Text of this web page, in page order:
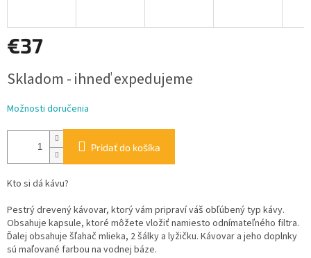
€37
cena:
Skladom - ihneď expedujeme
Možnosti doručenia
Pridať do košíka
Kto si dá kávu?
Pestrý drevený kávovar, ktorý vám pripraví váš obľúbený typ kávy.
Obsahuje kapsule, ktoré môžete vložiť namiesto odnímateľného filtra.
Ďalej obsahuje šľahač mlieka, 2 šálky a lyžičku. Kávovar a jeho doplnky
sú maľované farbou na vodnej báze.